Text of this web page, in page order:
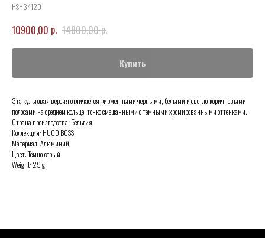
HSH3412D
10900,00 р. 14800,00р.
Купить
Эта культовая версия отличается фирменными черными, белыми и светло-коричневыми
полосами на среднем кольце, тонко смешанными с темными хромированными оттенками.
Страна производства: Бельгия
Коллекция: HUGO BOSS
Материал: Алюминий
Цвет: Темно-серый
Weight: 29 g